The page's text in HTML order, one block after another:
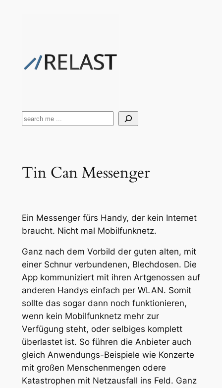
Suchen
Tin Can Messenger
Ein Messenger fürs Handy, der kein Internet
braucht. Nicht mal Mobilfunknetz.
Ganz nach dem Vorbild der guten alten, mit
einer Schnur verbundenen, Blechdosen. Die
App kommuniziert mit ihren Artgenossen auf
anderen Handys einfach per WLAN. Somit
sollte das sogar dann noch funktionieren,
wenn kein Mobilfunknetz mehr zur
Verfügung steht, oder selbiges komplett
überlastet ist. So führen die Anbieter auch
gleich Anwendungs-Beispiele wie Konzerte
mit großen Menschenmengen odere
Katastrophen mit Netzausfall ins Feld. Ganz